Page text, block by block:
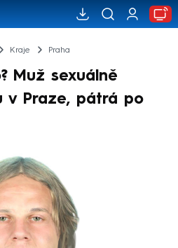
Kraje Praha
Muž sexuálně
v Praze, pátrá po